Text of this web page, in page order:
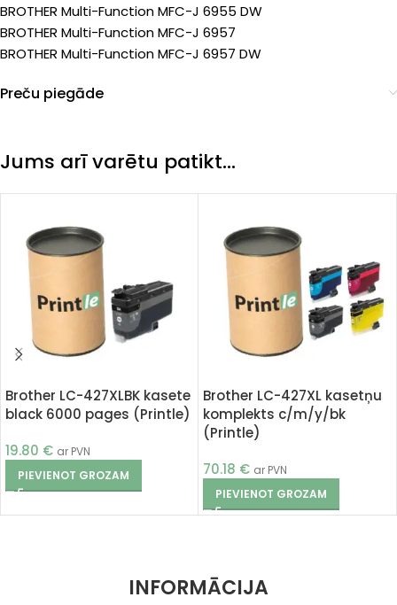
BROTHER Multi-Function MFC-J 6955 DW
BROTHER Multi-Function MFC-J 6957
BROTHER Multi-Function MFC-J 6957 DW
Preču piegāde
Jums arī varētu patikt…
Brother LC-427XLBK kasete
black 6000 pages (Printle)
19.80 € ar PVN
PIEVIENOT GROZAM
Brother LC-427XL kasetņu
komplekts c/m/y/bk
(Printle)
70.18 € ar PVN
PIEVIENOT GROZAM
INFORMĀCIJA